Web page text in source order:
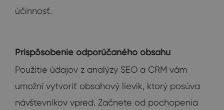
účinnosť.
Prispôsobenie odporúčaného obsahu
Použitie údajov z analýzy SEO a CRM vám
umožní vytvoriť obsahový lievik, ktorý posúva
návštevníkov vpred. Začnete od pochopenia